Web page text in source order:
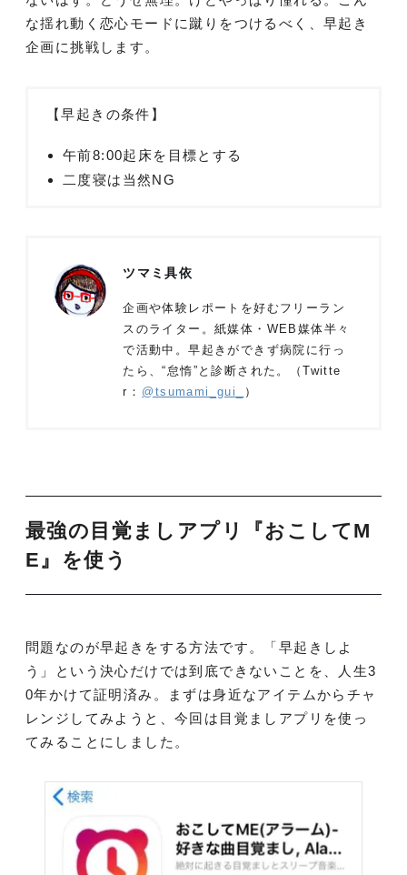
な揺れ動く恋心モードに蹴りをつけるべく、早起き
企画に挑戦します。
【早起きの条件】
午前8:00起床を目標とする
二度寝は当然NG
ツマミ具依
企画や体験レポートを好むフリーラン
スのライター。紙媒体・WEB媒体半々
で活動中。早起きができず病院に行っ
たら、“怠惰”と診断された。（Twitte
r： @tsumami_gui_ ）
最強の目覚ましアプリ『おこしてM
E』を使う
問題なのが早起きをする方法です。「早起きしよ
う」という決心だけでは到底できないことを、人生3
0年かけて証明済み。まずは身近なアイテムからチャ
レンジしてみようと、今回は目覚ましアプリを使っ
てみることにしました。